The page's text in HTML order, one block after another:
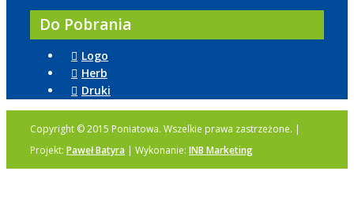
Do Pobrania
Logo
Herb
Druki
Copyright © 2015 Poniatowa. Wszelkie prawa zastrzeżone. |
Projekt: Paweł Batyra | Wykonanie: INB Marketing